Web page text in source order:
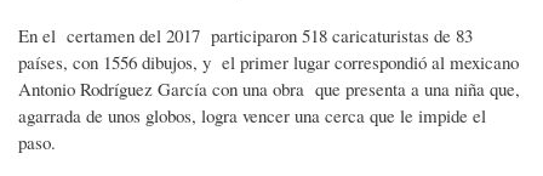
En el certamen del 2017 participaron 518 caricaturistas de 83
países, con 1556 dibujos, y el primer lugar correspondió al mexicano
Antonio Rodríguez García con una obra que presenta a una niña que,
agarrada de unos globos, logra vencer una cerca que le impide el
paso.